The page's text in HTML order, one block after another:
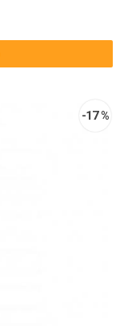
-17 %